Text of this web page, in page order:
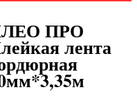
ПРО
лента